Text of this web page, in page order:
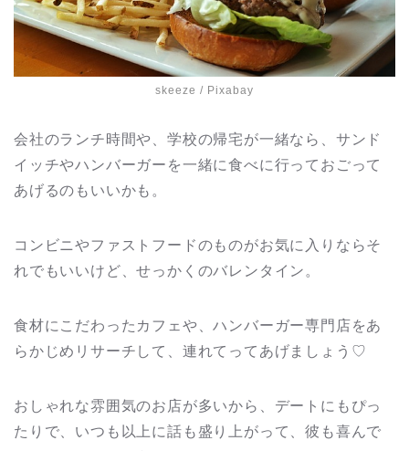
skeeze / Pixabay
会社のランチ時間や、学校の帰宅が一緒なら、サンド
イッチやハンバーガーを一緒に食べに行っておごって
あげるのもいいかも。
コンビニやファストフードのものがお気に入りならそ
れでもいいけど、せっかくのバレンタイン。
食材にこだわったカフェや、ハンバーガー専門店をあ
らかじめリサーチして、連れてってあげましょう♡
おしゃれな雰囲気のお店が多いから、デートにもぴっ
たりで、いつも以上に話も盛り上がって、彼も喜んで